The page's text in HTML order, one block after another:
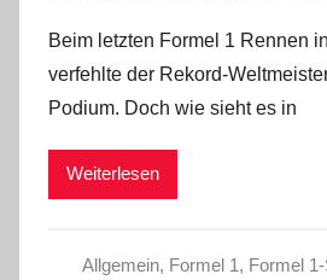
Beim letzten Formel 1 Rennen
verfehlte der Rekord-
Podium. Doch wie sieht es in
Weiterlesen
Allgemein, Formel 1, Formel